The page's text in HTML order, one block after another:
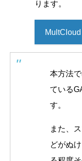
ります。
本方法
ている
す。
また、
どがぬ